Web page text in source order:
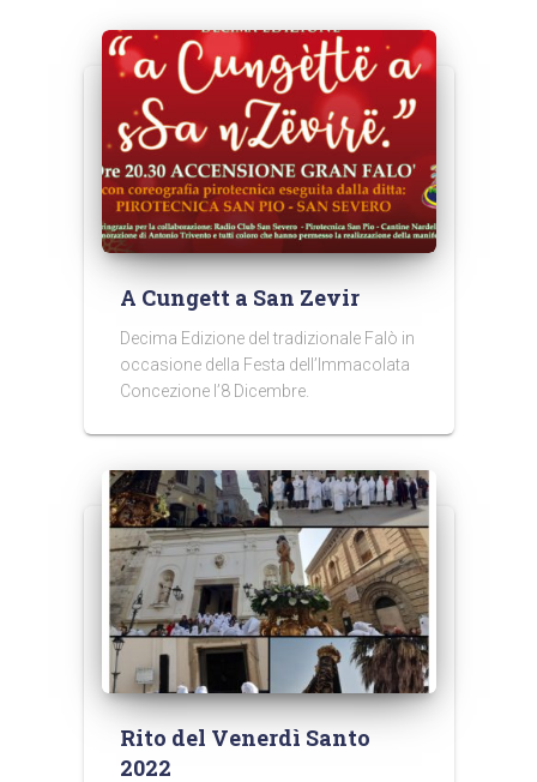
A Cungett a San Zevir
Decima Edizione del tradizionale Falò in
occasione della Festa dell’Immacolata
Concezione l’8 Dicembre.
Rito del Venerdì Santo
2022